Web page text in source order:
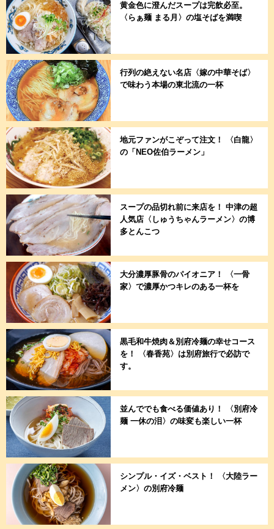
黄金色に澄んだスープは完飲必至。
〈らぁ麺 まる月〉の塩そばを満喫
行列の絶えない名店〈嫁の中華そば〉
で味わう本場の東北流の一杯
地元ファンがこぞって注文！ 〈白龍〉
の「NEO佐伯ラーメン」
スープの品切れ前に来店を！ 中津の超
人気店〈しゅうちゃんラーメン〉の博
多とんこつ
大分濃厚豚骨のパイオニア！ 〈一骨
家〉で濃厚かつキレのある一杯を
黒毛和牛焼肉＆別府冷麺の幸せコース
を！ 〈春香苑〉は別府旅行で必訪で
す。
並んででも食べる価値あり！ 〈別府冷
麺 一休の泪〉の味変も楽しい一杯
シンプル・イズ・ベスト！ 〈大陸ラー
メン〉の別府冷麺